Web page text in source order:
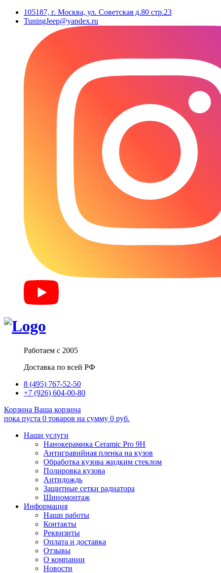
105187, г. Москва, ул. Советская д.80 стр.23
TuningJeep@yandex.ru
Работаем с 2005
Доставка по всей РФ
8 (495) 767-52-50
+7 (926) 604-00-80
Корзина Ваша корзина
пока пуста 0 товаров на сумму 0 руб.
Наши услуги
Нанокерамика Ceramic Pro 9H
Антигравийная пленка на кузов
Обработка кузова жидким стеклом
Полировка кузова
Антидождь
Защитные сетки радиатора
Шиномонтаж
Информация
Наши работы
Контакты
Реквизиты
Оплата и доставка
Отзывы
О компании
Новости